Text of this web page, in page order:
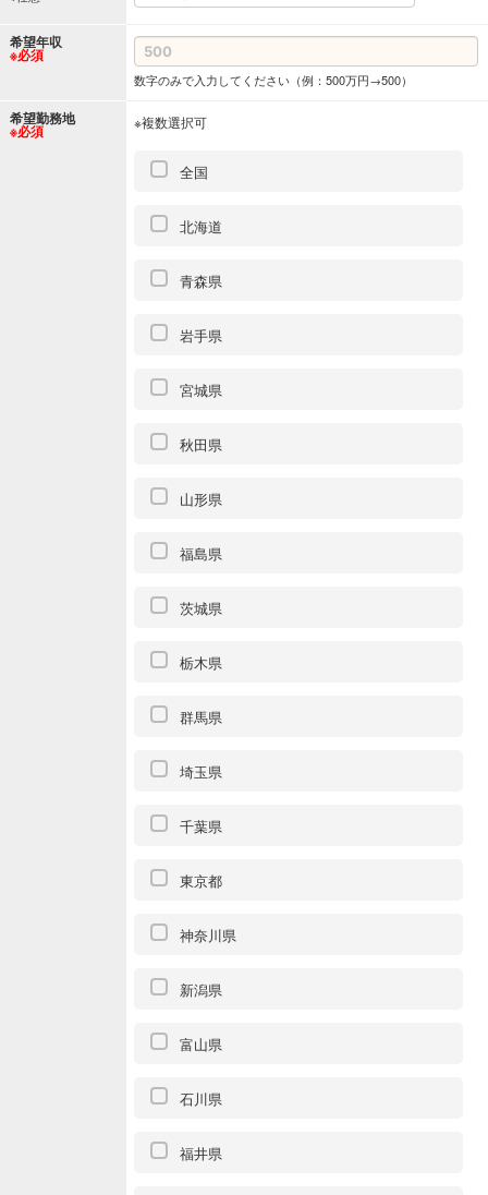
希望年収
※必須
数字のみで入力してください（例：500万円→500）
希望勤務地
※必須 ※複数選択可
全国
北海道
青森県
岩手県
宮城県
秋田県
山形県
福島県
茨城県
栃木県
群馬県
埼玉県
千葉県
東京都
神奈川県
新潟県
富山県
石川県
福井県